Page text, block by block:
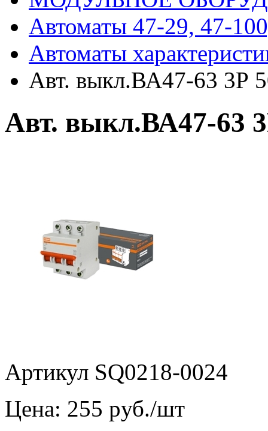
Автоматы 47-29, 47-
Автоматы
Авт. выкл.ВА47-63 3Р
Авт. выкл.ВА47-63
Артикул SQ0218-0024
Цена: 255 pуб./шт